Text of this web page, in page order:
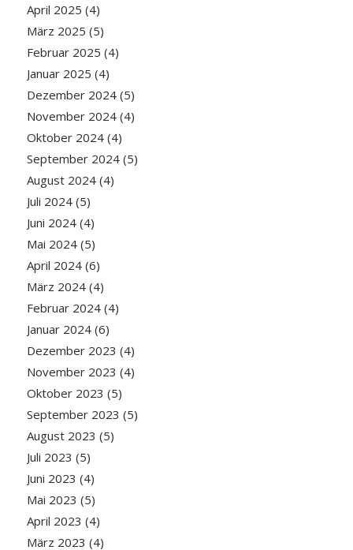
April 2025 (4)
März 2025 (5)
Februar 2025 (4)
Januar 2025 (4)
Dezember 2024(5)
November 2024(4)
Oktober 2024(4)
September 2024(5)
August 2024(4)
Juli 2024(5)
Juni 2024(4)
Mai 2024(5)
April 2024(6)
März 2024(4)
Februar 2024(4)
Januar 2024(6)
Dezember 2023 (4)
November 2023 (4)
Oktober 2023 (5)
September 2023 (5)
August 2023 (5)
Juli 2023 (5)
Juni 2023 (4)
Mai 2023 (5)
April 2023 (4)
März 2023 (4)